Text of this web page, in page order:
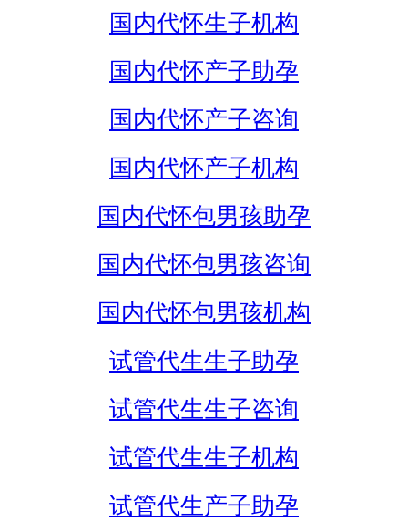
国内代怀生子机构
国内代怀产子助孕
国内代怀产子咨询
国内代怀产子机构
国内代怀包男孩助孕
国内代怀包男孩咨询
国内代怀包男孩机构
试管代生生子助孕
试管代生生子咨询
试管代生生子机构
试管代生产子助孕